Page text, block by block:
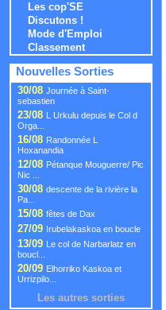
Les cop'SE
Discutons !
Mode d'Emploi
Classement
Nouvelles Sorties
30/08 Journée à Saint-
sebastien
23/08 L Urkulu depuis le Col d
Orga...
16/08 Randonnée L
Hoxanandia
12/08 Pétanque Mouguerre/ Pic
Nic ...
30/08 descente de la rivière la
Pa...
15/08 fêtes de Dax
27/09 Irubelakaskoa en boucle
13/09 Le col de Narbarlatz en
boucl...
20/09 Elhorriko Kaskoa et
Urrizpilo...
Les autres sorties